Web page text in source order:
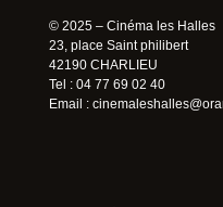
© 2025 – Cinéma les Halles
23, place Saint philibert
42190 CHARLIEU
Tel : 04 77 69 02 40
Email :